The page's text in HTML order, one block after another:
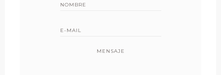
MENSAJE